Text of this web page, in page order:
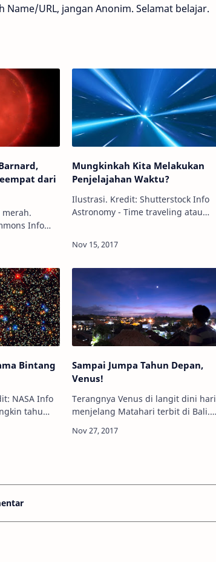
URL, jangan Anonim. Selamat belajar.
dari
Info
Bintang
Mungkinkah Kita Melakukan
Penjelajahan Waktu?
Ilustrasi. Kredit: Shutterstock Info
Astronomy - Time traveling atau
waktu, telah menjadi tema populer
Bintang
Info
tahu
Rigel,
Sampai Jumpa Tahun Depan,
Venus!
Terangnya Venus di langit dini hari
menjelang Matahari terbit di Bali.
Astronomy - Bila sejak Maret 2017